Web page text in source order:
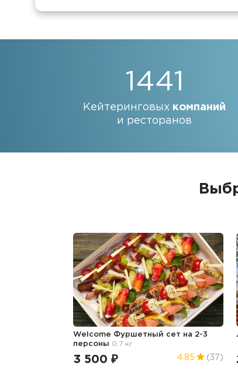
1441
Кейтеринговых компаний
и ресторанов
Welcome Фуршетный сет на 2-3
персоны 0.7 кг
3 500 ₽ 4.85 (37)